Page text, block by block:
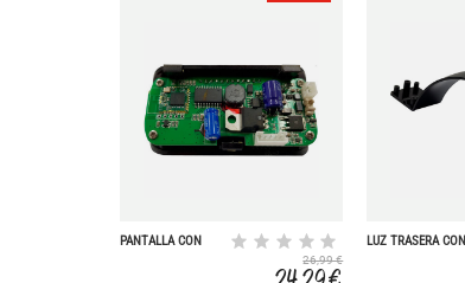
PANTALLA CON
26,99 €
LUZ TRASERA CON